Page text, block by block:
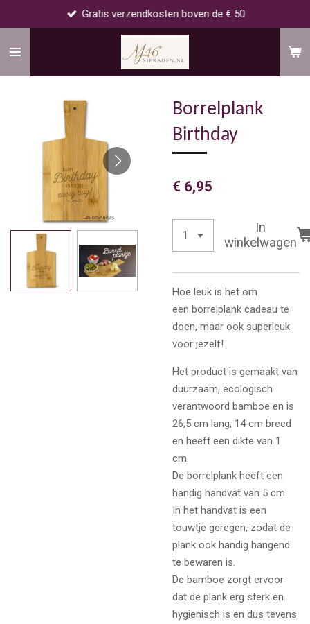
naar
Gratis verzendkosten boven de € 50
Borrelplank
Birthday
€ 6,95
In
winkelwagen
Hoe leuk is het om
een borrelplank cadeau te
doen, maar ook superleuk
voor jezelf!
Het product is gemaakt van
duurzaam, ecologisch
verantwoord bamboe en is
26,5 cm lang, 14 cm breed
en heeft een dikte van 1
cm.
De borrelplank heeft een
handig handvat van 5 cm.
In het handvat is een
touwtje geregen, zodat de
plank ook handig hangend
te bewaren is.
De bamboe zorgt ervoor
dat de plank erg sterk en
hygienisch is en dus tevens